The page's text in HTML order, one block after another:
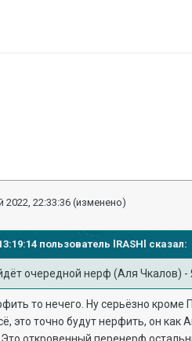
2022, 22:33:36 (изменено)
пользователь lRASHl сказал:
очередной нерф (Аля Чкалов) -
то нечего. Ну серьёзно
это точно будут нерфить, он